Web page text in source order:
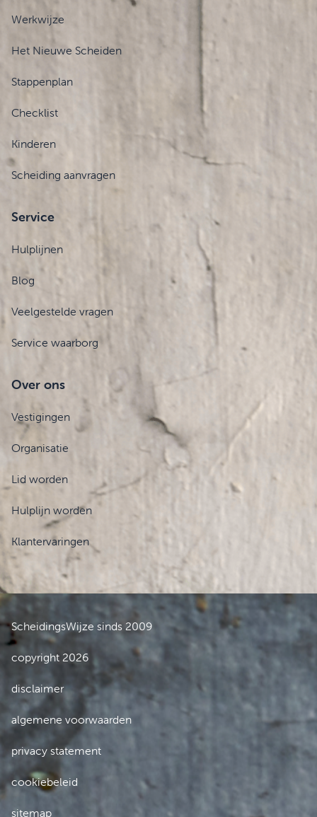
Werkwijze
Het Nieuwe Scheiden
Stappenplan
Checklist
Kinderen
Scheiding aanvragen
Service
Hulplijnen
Blog
Veelgestelde vragen
Service waarborg
Over ons
Vestigingen
Organisatie
Lid worden
Hulplijn worden
Klantervaringen
ScheidingsWijze sinds 2009
copyright 2026
disclaimer
algemene voorwaarden
privacy statement
cookiebeleid
sitemap